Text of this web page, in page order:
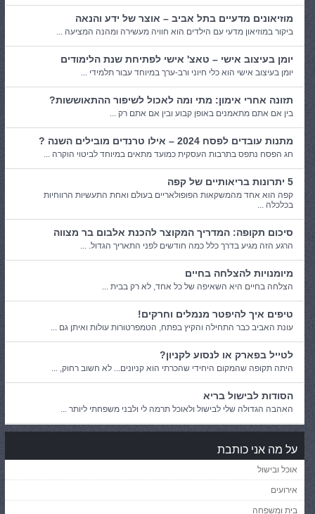
מוזיאונים מדעיים בתל אביב – אוצר של ידע והנאה
ביקור במוזיאון מדעי עם הילדים הוא חוויה מעשירה ומהנה המציעה ...
יומן בעיצוב אישי – טאצ' אישי לפתיחת שנת הלימודים
יומן בעיצוב אישי הוא כלי חיוני ורב-ערך במיוחד עבור תלמידי ...
תזונה אחרי אימון: מתי ומה לאכול לשיפור ההתאוששות?
בין אם אתם מתאמנים באופן קבוע ובין אם אתם רק ...
מתנות עובדים לפסח 2024 – אילו טרנדים מובילים השנה ?
חג הפסח נתפס בתרבות העסקית כמועד מתאים במיוחד לביטוי הוקרה ...
5 יתרונות בריאותיים של קפה
קפה הוא אחד מהמשקאות הפופולאריים בעולם ואחת התעשיות הרווחיות
בכלכלה ...
סיכום תקופה: המדריך המקוצר להכנת אלבום בר מצווה
הרגע הזה מגיע בדרך כלל כמה חודשים לפני התאריך הגדול. ...
מיומנויות להצלחה בחיים
הצלחה בחיים היא השאיפה של כל אחד, לא רק בבית ...
טיפים איך להיפטר מנמלים וחרקים!
עונת האביב כבר התחילה והקיץ בפתח, הטמפרטורות עולות ואיתן גם ...
לטייל בפארק או לנסוע לקניון?
היתה תקופה שהמקום היחידי שהכרתי הוא קניונים... לא חשוב רחוק, ...
הסודות לבישול בריא
האהבה הגדולה שלי לבישול ולאוכל תרמה לי ולבני משפחתי ליותר ...
על מה אני כותבת
אוכל ובישול
אירועים
בית ומשפחה